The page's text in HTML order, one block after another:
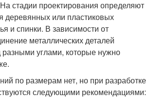
стадии проектирования определяют
деревянных или пластиковых
и спинки. В зависимости от
металлических деталей
углами, которые нужно
по размерам нет, но при разработке
следующими рекомендациями: